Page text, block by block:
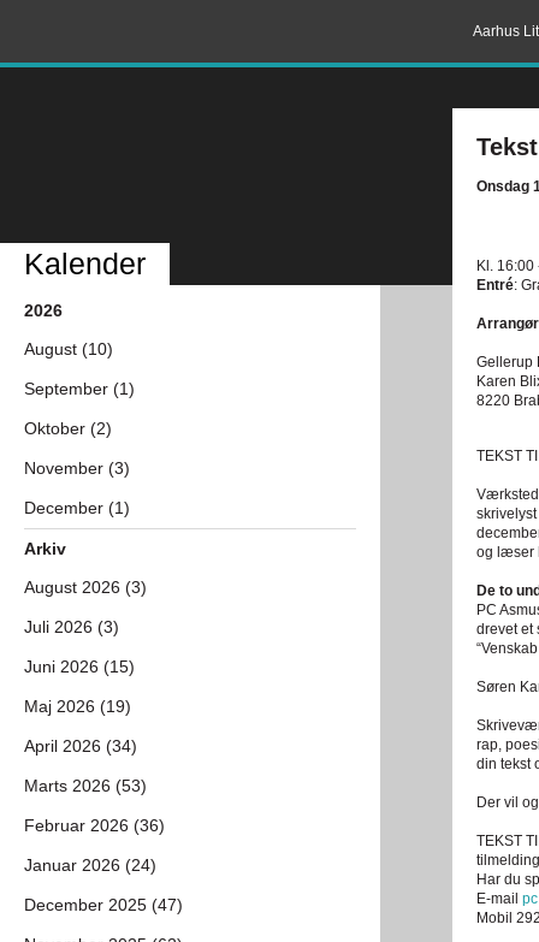
Aarhus
Onsdag
Kl. 16:00
Entré:
Gellerup
Karen
8220
TEKST
og læser
De to
PC
drevet et
Søren
rap,
din tekst
Der vil
TEKST
Har du
E-mail
Mobil
Kalender
2026
August (10)
September (1)
Oktober (2)
November (3)
December (1)
Arkiv
August 2026 (3)
Juli 2026 (3)
Juni 2026 (15)
Maj 2026 (19)
April 2026 (34)
Marts 2026 (53)
Februar 2026 (36)
Januar 2026 (24)
December 2025 (47)